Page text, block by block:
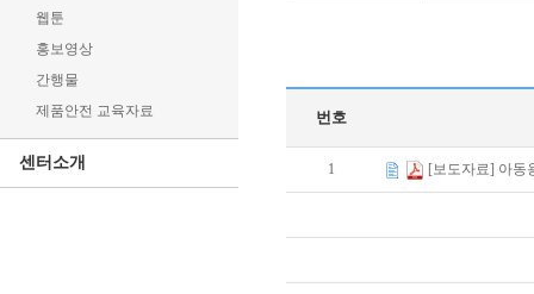
웹툰
홍보영상
간행물
제품안전 교육자료
센터소개
번호
1 [보도자료] 아동용